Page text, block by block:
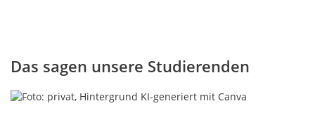
Das sagen unsere Studierenden